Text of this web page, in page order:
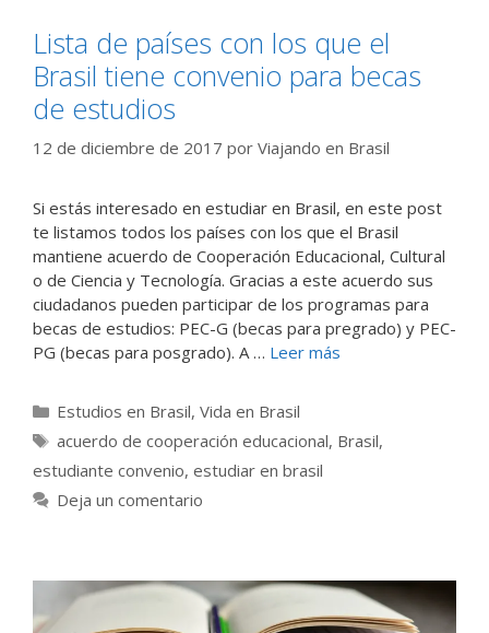
Lista de países con los que el
Brasil tiene convenio para becas
de estudios
12 de diciembre de 2017 por Viajando en Brasil
Si estás interesado en estudiar en Brasil, en este post
te listamos todos los países con los que el Brasil
mantiene acuerdo de Cooperación Educacional, Cultural
o de Ciencia y Tecnología. Gracias a este acuerdo sus
ciudadanos pueden participar de los programas para
becas de estudios: PEC-G (becas para pregrado) y PEC-
PG (becas para posgrado). A … Leer más
Categorías
Estudios en Brasil, Vida en Brasil
Etiquetas
acuerdo de cooperación educacional, Brasil,
estudiante convenio, estudiar en brasil
Deja un comentario